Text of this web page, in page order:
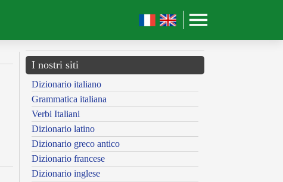
I nostri siti
Dizionario italiano
Grammatica italiana
Verbi Italiani
Dizionario latino
Dizionario greco antico
Dizionario francese
Dizionario inglese